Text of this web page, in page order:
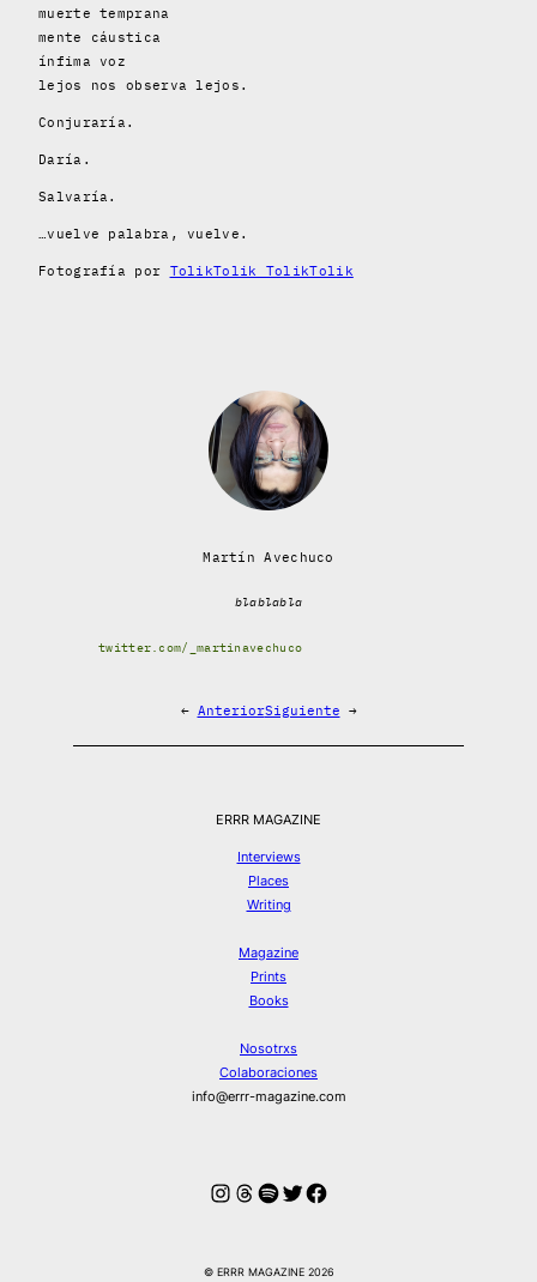
muerte temprana
mente cáustica
ínfima voz
lejos nos observa lejos.
Conjuraría.
Daría.
Salvaría.
…vuelve palabra, vuelve.
Fotografía por TolikTolik TolikTolik
Martín Avechuco
blablabla
twitter.com/_martinavechuco
← AnteriorSiguiente →
ERRR MAGAZINE
Interviews
Places
Writing
Magazine
Prints
Books
Nosotrxs
Colaboraciones
info@errr-magazine.com
Instagram
Hilos
Spotify
Twitter
Facebook
© ERRR MAGAZINE 2026